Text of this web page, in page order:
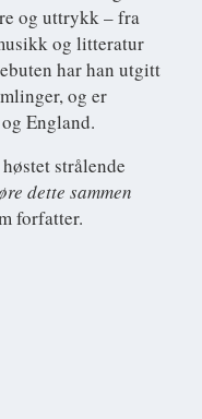
og uttrykk – fra
og litteratur
har han utgitt
og er
England.
strålende
dette sammen
forfatter.